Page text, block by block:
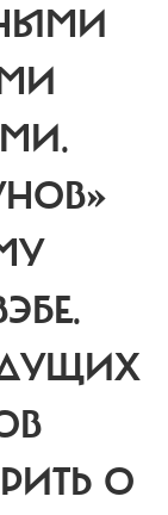
О